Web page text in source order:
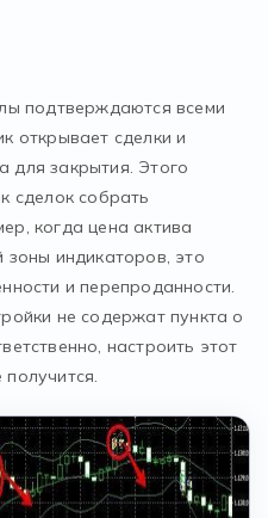
подтверждаются всеми
открывает сделки и
для закрытия. Этого
сделок собрать
когда цена актива
зоны индикаторов, это
и перепроданности.
не содержат пункта о
настроить этот